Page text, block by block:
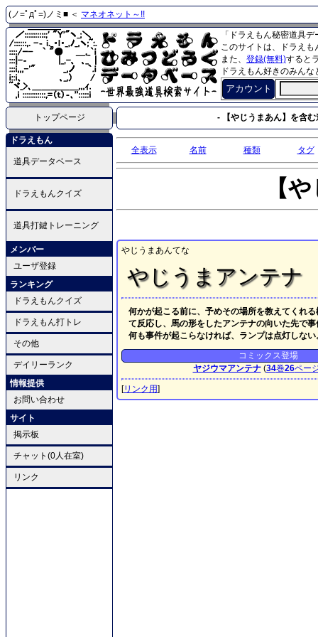
(ノ=ﾟдﾟ=)ノミ■ ＜ マネオネット～!!
「ドラえもん秘密道具
このサイトは、ドラえ
また、 登録(無料)すると
ドラえもん好きのみん
アカウント
トップページ - 【やじうまあん】を含む
ドラえもん
道具データベース
ドラえもんクイズ
道具打鍵トレーニング
メンバー
ユーザ登録
ランキング
ドラえもんクイズ
ドラえもん打トレ
その他
デイリーランク
情報提供
お問い合わせ
サイト
掲示板
チャット(0人在室)
リンク
全表示 名前 種類 タグ
【
やじうまあんてな
やじうまアンテナ
何かが起こる前に、予めその場所を教えてくれ
て反応し、馬の形をしたアンテナの向いた先で
何も事件が起こらなければ、ランプは点灯しない
コミックス登場
ヤジウマアンテナ(34巻26ペー
[リンク用]